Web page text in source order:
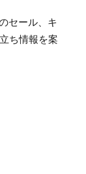
セール、キ
ち情報を案